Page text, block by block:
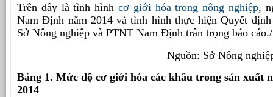
Trên đây là tình hình cơ giới hóa trong nông nghiệp,
Nam Định năm 2014 và tình hình thực hiện Quyết
Sở Nông nghiệp và PTNT Nam Định trân trọng báo
Nguồn: Sở Nông
Bảng 1. Mức độ cơ giới hóa các khâu trong sản xuất
2014